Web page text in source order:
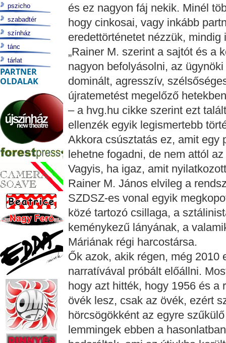
és ez nagyon fáj nekik. Minél
hogy cinkosai, vagy inkább
eredettörténetet nézzük, mindig
„Rainer M. szerint a sajtót és a
nagyon befolyásolni, az
dominált, agresszív,
újratemetést megelőző
– a hvg.hu cikke szerint ezt
ellenzék egyik legismertebb
Akkora csúsztatás ez, amit egy
lehetne fogadni, de nem attól
Vagyis, ha igaz, amit
Rainer M. János elvileg a
SZDSZ-es vonal egyik
közé tartozó csillaga, a
keménykezű lányának, a
Máriának régi harcostársa.
Ők azok, akik régen, még 2010
narratívával próbált előállni.
hogy azt hitték, hogy 1956 és a
övék lesz, csak az övék, ezért
hörcsögökként az egyre
lemmingek ebben a
pszicho
szabadtér
színház
tánc
tárlat
PARTNER
OLDALAK